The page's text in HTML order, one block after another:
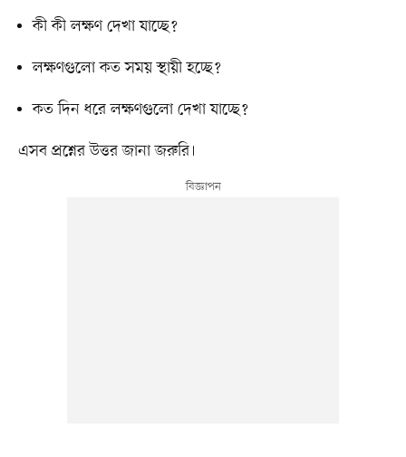
কী কী লক্ষণ দেখা যাচ্ছে?
লক্ষণগুলো কত সময় স্থায়ী হচ্ছে?
কত দিন ধরে লক্ষণগুলো দেখা যাচ্ছে?
এসব প্রশ্নের উত্তর জানা জরুরি।